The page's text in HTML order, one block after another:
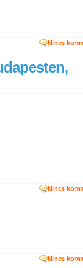
Nincs
Nincs
Nincs